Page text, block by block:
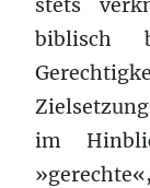
stets
biblisch
im